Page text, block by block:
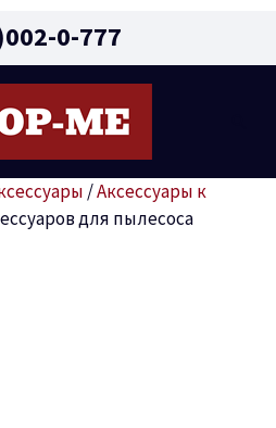
0-777
/Аксессуары к
для пылесоса